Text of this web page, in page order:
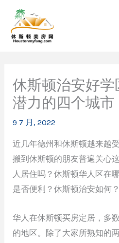
休斯顿治安好
潜力的四个城市
9 7 月, 2022
近几年德州和休斯顿越来越
搬到休斯顿的朋友普遍关心
人居住吗？休斯顿华人区在
是否便利？休斯顿治安如何？
华人在休斯顿买房定居，多
的地区。除了大家所熟知的